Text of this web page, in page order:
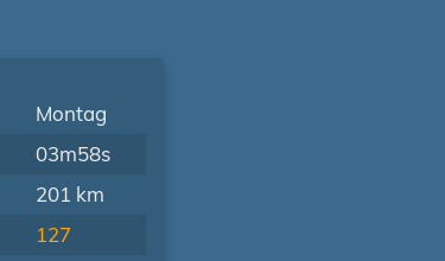
Montag
03m58s
201 km
127